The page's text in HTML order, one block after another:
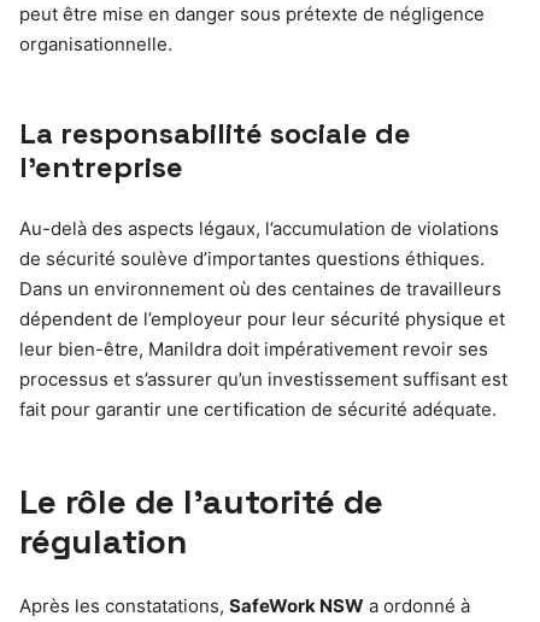
peut être mise en danger sous prétexte de négligence
organisationnelle.
La responsabilité sociale de
l’entreprise
Au-delà des aspects légaux, l’accumulation de violations
de sécurité soulève d’importantes questions éthiques.
Dans un environnement où des centaines de travailleurs
dépendent de l’employeur pour leur sécurité physique et
leur bien-être, Manildra doit impérativement revoir ses
processus et s’assurer qu’un investissement suffisant est
fait pour garantir une certification de sécurité adéquate.
Le rôle de l’autorité de
régulation
Après les constatations, SafeWork NSW a ordonné à